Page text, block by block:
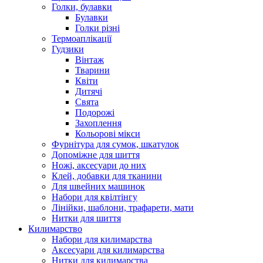
Голки, булавки
Булавки
Голки різні
Термоаплікації
Гудзики
Вінтаж
Тварини
Квіти
Дитячі
Свята
Подорожі
Захоплення
Кольорові мікси
Фурнітура для сумок, шкатулок
Допоміжне для шиття
Ножі, аксесуари до них
Клей, добавки для тканини
Для швейних машинок
Набори для квілтінгу
Лінійки, шаблони, трафарети, мати
Нитки для шиття
Килимарство
Набори для килимарства
Аксесуари для килимарства
Нитки для килимарства